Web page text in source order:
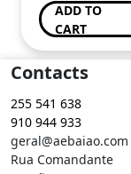
ADD TO
CART
Contacts
255 541 638
910 944 933
geral@aebaiao.com
Rua Comandante